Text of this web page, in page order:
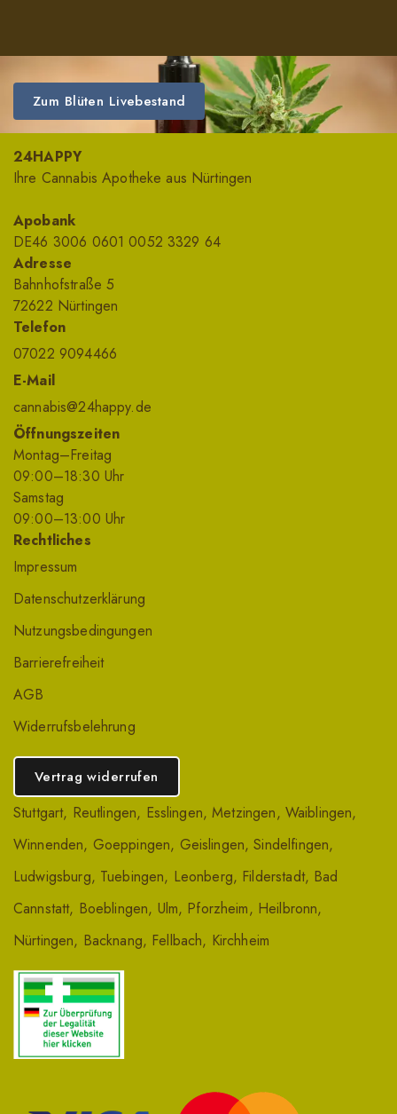
Zum Blüten Livebestand
24HAPPY
Ihre Cannabis Apotheke aus Nürtingen
Apobank
DE46 3006 0601 0052 3329 64
Adresse
Bahnhofstraße 5
72622 Nürtingen
Telefon
07022 9094466
E-Mail
cannabis@24happy.de
Öffnungszeiten
Montag–Freitag
09:00–18:30 Uhr
Samstag
09:00–13:00 Uhr
Rechtliches
Impressum
Datenschutzerklärung
Nutzungsbedingungen
Barrierefreiheit
AGB
Widerrufsbelehrung
Vertrag widerrufen
Stuttgart, Reutlingen, Esslingen,Metzingen, Waiblingen,
Winnenden, Goeppingen, Geislingen,Sindelfingen,
Ludwigsburg, Tuebingen, Leonberg, Filderstadt, Bad
Cannstatt, Boeblingen, Ulm, Pforzheim, Heilbronn,
Nürtingen, Backnang, Fellbach, Kirchheim